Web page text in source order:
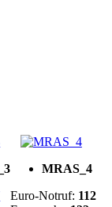
MRAS_4
Euro-Notruf: 112